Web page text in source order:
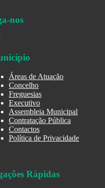
nos
Áreas de Atuação
Concelho
Freguesias
Executivo
Assembleia Municipal
Contratação Pública
Contactos
Política de Privacidade
Rápidas